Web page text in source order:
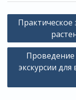
Навигация
записям
Практическое
Проведение
экскурсии